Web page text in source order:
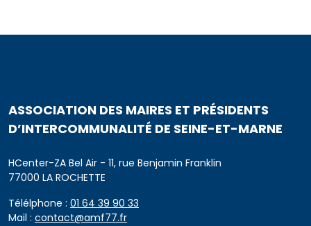
ASSOCIATION DES MAIRES ET PRÉSIDENTS
D’INTERCOMMUNALITÉ DE SEINE-ET-MARNE
HCenter-ZA Bel Air - 11, rue Benjamin Franklin
77000 LA ROCHETTE
Télélphone : 01 64 39 90 33
Mail : contact@amf77.fr